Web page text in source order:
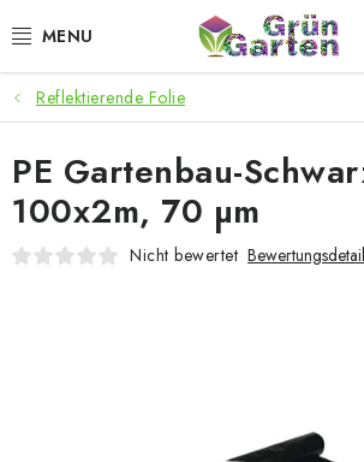
Inhalt
ANGEBOTE
LED PFLANZENLAMPEN
ANBAUBEDARF FÜR DEN HEIMANBAU
Reflektierende Folie
PE Gartenbau-
100x2m, 70 µm
Nicht bewertet